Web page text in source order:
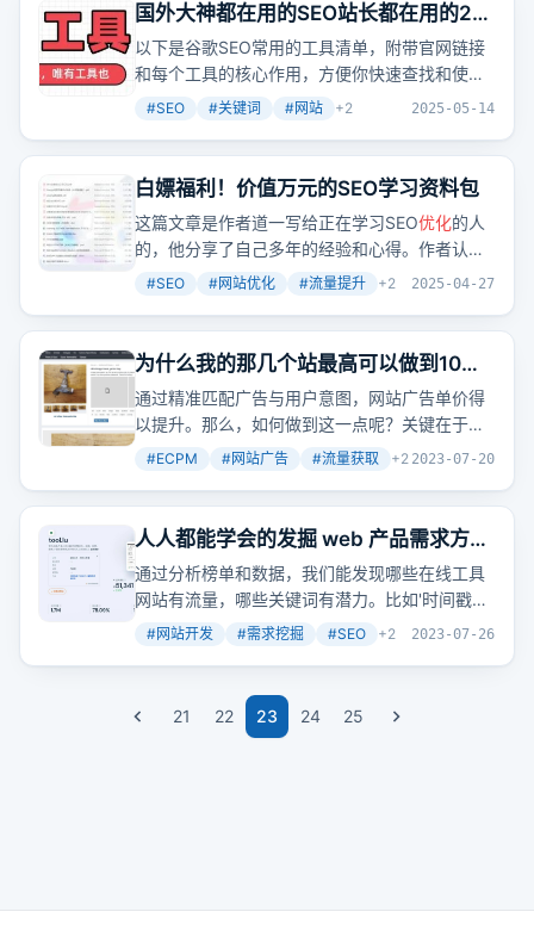
国外大神都在用的SEO站长都在用的22
个免费工具，小白必看！
以下是谷歌SEO常用的工具清单，附带官网链接
和每个工具的核心作用，方便你快速查找和使
用，建议收藏，以免以后想找，找不到！
#SEO #关键词 #网站 +2 2025-05-14
白嫖福利！价值万元的SEO学习资料包
这篇文章是作者道一写给正在学习SEO优化的人
的，他分享了自己多年的经验和心得。作者认
为，SEO是一个非常有魅力的领域，需要掌握很
析、网站搭建、内容制作、内链优化、外链发
布、网站运营、网站营销推广、产品成交率提
升、数据分析、体验度提升要点、SEO团队管理
运营等。作者还提供了一些免费的SEO学习资
料，包括视频教程、文档、交流群等，希望能够
帮助读者更好地学习和掌握SEO技术。
#SEO #网站优化 #流量提升 +2 2025-04-27
为什么我的那几个站最高可以做到10美
元的ECPM？
通过精准匹配广告与用户意图，网站广告单价得
以提升。那么，如何做到这一点呢？关键在于让
网页内容与广告位内容紧密相关，从而吸引有购
#ECPM #网站广告 #流量获取 +2 2023-07-20
人人都能学会的发掘 web 产品需求方法
入门
通过分析榜单和数据，我们能发现哪些在线工具
网站有流量，哪些关键词有潜力。比如'时间戳转
换器'这类工具，如果我们专门做一个网站，有可
#网站开发 #需求挖掘 #SEO +2 2023-07-26
21 22 23 24 25